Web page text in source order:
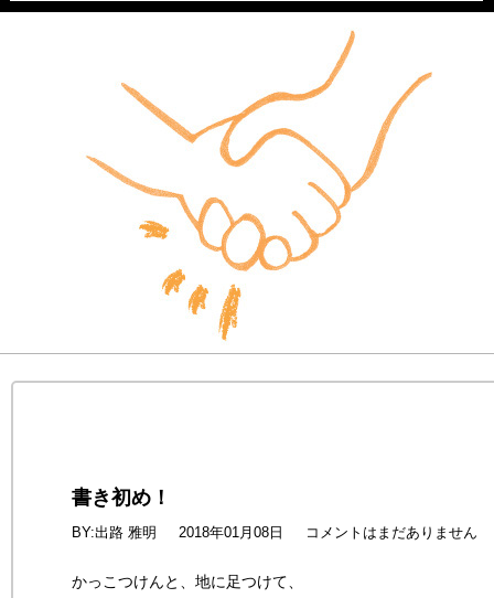
書き初め！
BY:出路 雅明 2018年01月08日 コメントはまだありません
かっこつけんと、地に足つけて、